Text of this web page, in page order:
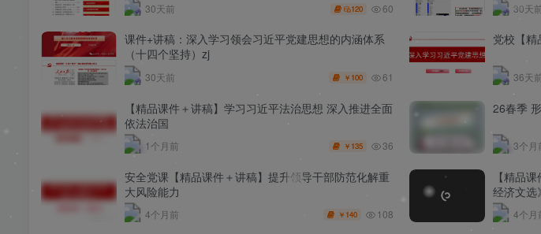
30天前 120 60 30天
课件+讲稿：深入学习领会习近平党建思想的内涵体系
（十四个坚持）zj
30天前 ￥ 100 61
党校【精
36天
【精品课件＋讲稿】学习习近平法治思想 深入推进全面
依法治国
1个月前 ￥ 135 36
26春季
3个月
安全党课【精品课件＋讲稿】提升领导干部防范化解重
大风险能力
4个月前 ￥ 140 108
【精品
经济文选
4个月